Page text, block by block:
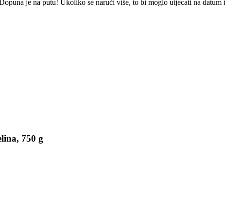
je na putu! Ukoliko se naruči više, to bi moglo utjecati na datum
750 g